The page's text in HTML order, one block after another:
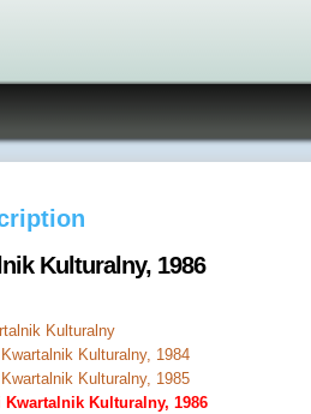
Kulturalny, 1986
Kulturalny
Kulturalny, 1984
Kulturalny, 1985
Kwartalnik Kulturalny, 1986